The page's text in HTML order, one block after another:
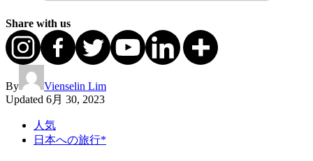
Share with us
By
Vienselin Lim
Updated 6月 30, 2023
人気
日本への旅行*